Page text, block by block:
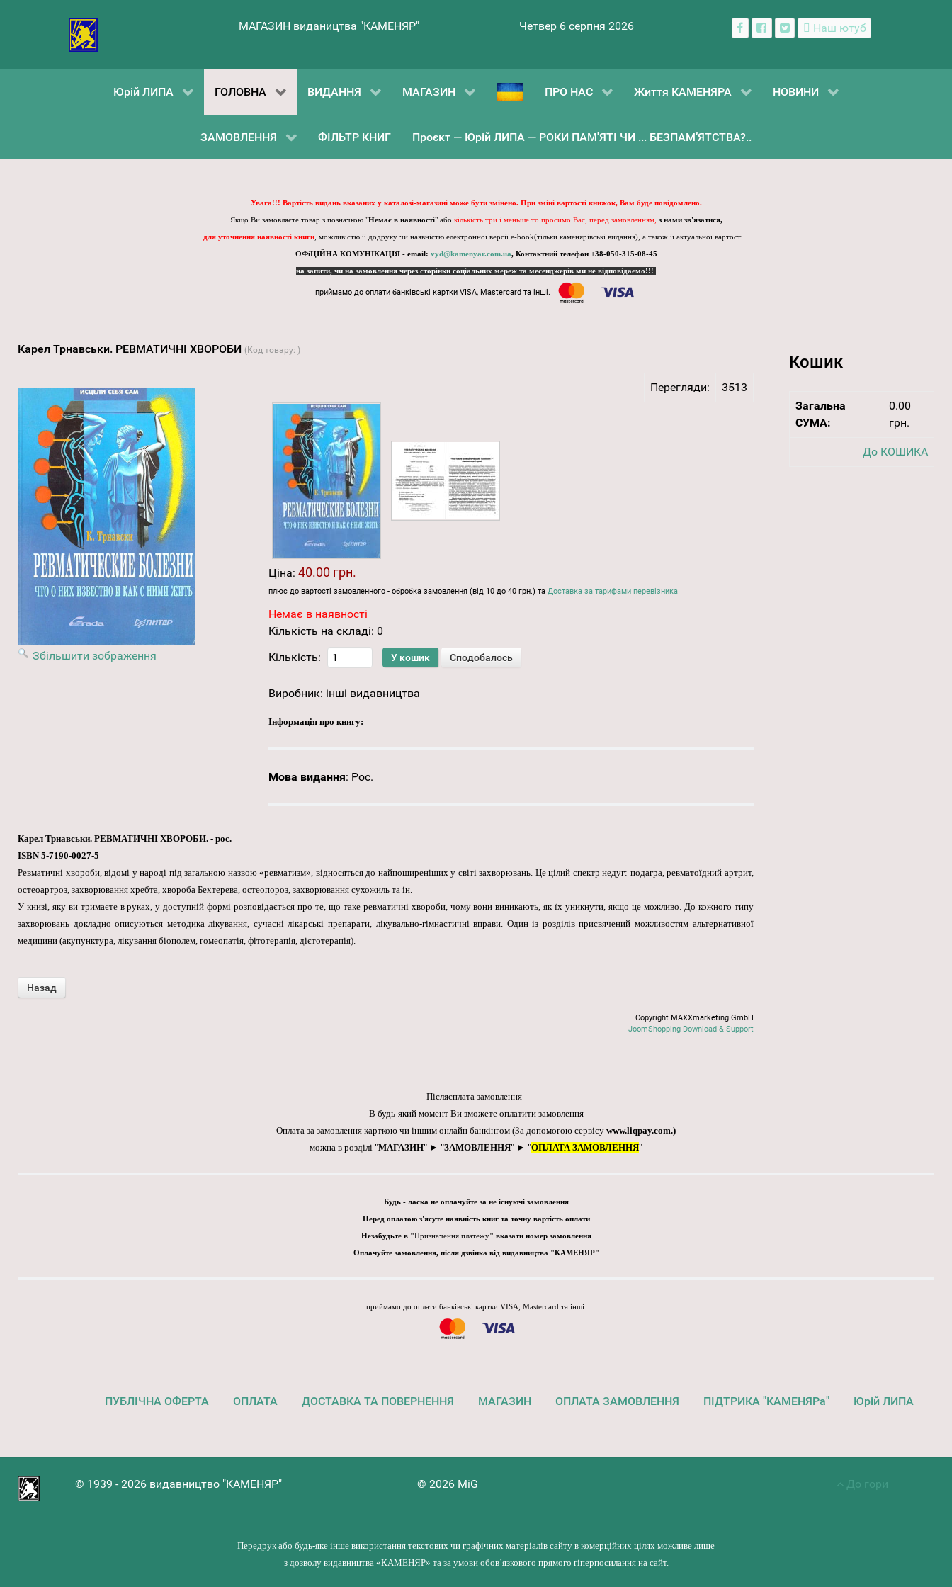
МАГАЗИН видаництва "КАМЕНЯР" Четвер 6 серпня 2026 Наш ютуб
Юрій ЛИПА ГОЛОВНА ВИДАННЯ МАГАЗИН ПРО НАС Життя КАМЕНЯРА НОВИНИ
ЗАМОВЛЕННЯ ФІЛЬТР КНИГ Проєкт — Юрій ЛИПА — РОКИ ПАМ'ЯТІ ЧИ ... БЕЗПАМ’ЯТСТВА?..
Увага!!! Вартість видань вказаних у каталозі-магазині може бути змінено. При зміні вартості книжок, Вам буде повідомлено.
Якщо Ви замовляєте товар з позначкою "Немає в наявності" або кількість три і меньше то просимо Вас, перед замовленням, з нами зв'язатися,
для уточнення наявності книги, можливістю її додруку чи наявністю електронної версії e-book(тільки каменярівські видання), а також її актуальної вартості.
ОФіЦІЙНА КОМУНІКАЦІЯ - email: vyd@kamenyar.com.ua, Контактний телефон +38-050-315-08-45
на запити, чи на замовлення через сторінки соціальних мереж та месенджерів ми не відповідаємо!!!
приймамо до оплати банківські картки VISA, Mastercard та інші.
Карел Трнавськи. РЕВМАТИЧНІ ХВОРОБИ (Код товару: )
Перегляди: 3513
Збільшити зображення
Ціна: 40.00 грн.
плюс до вартості замовленного - обробка замовлення (від 10 до 40 грн.) та Доставка за тарифами перевізника
Немає в наявності
Кількість на складі: 0
Кількість:
Виробник: інші видавництва
Інформація про книгу:
Мова видання: Рос.
Карел Трнавськи. РЕВМАТИЧНІ ХВОРОБИ. - рос.
ISBN 5-7190-0027-5
Ревматичні хвороби, відомі у народі під загальною назвою «ревматизм», відносяться до найпоширеніших у світі захворювань. Це цілий спектр недуг: подагра, ревматоїдний артрит,
остеоартроз, захворювання хребта, хвороба Бехтерева, остеопороз, захворювання сухожиль та ін.
У книзі, яку ви тримаєте в руках, у доступній формі розповідається про те, що таке ревматичні хвороби, чому вони виникають, як їх уникнути, якщо це можливо. До кожного типу
захворювань докладно описуються методика лікування, сучасні лікарські препарати, лікувально-гімнастичні вправи. Один із розділів присвячений можливостям альтернативної
медицини (акупунктура, лікування біополем, гомеопатія, фітотерапія, дієтотерапія).
Copyright MAXXmarketing GmbH
JoomShopping Download & Support
Кошик
Загальна
СУМА:
0.00
грн.
До КОШИКА
Післясплата замовлення
В будь-який момент Ви зможете оплатити замовлення
Оплата за замовлення карткою чи іншим онлайн банкінгом (За допомогою сервісу www.liqpay.com.)
можна в розділі "МАГАЗИН" ► "ЗАМОВЛЕННЯ" ► "ОПЛАТА ЗАМОВЛЕННЯ"
Будь - ласка не оплачуйте за не існуючі замовлення
Перед оплатою з'ясуте наявність книг та точну вартість оплати
Незабудьте в "Призначення платежу" вказати номер замовлення
Оплачуйте замовлення, після дзвінка від видавництва "КАМЕНЯР"
приймамо до оплати банківські картки VISA, Mastercard та інші.
ПУБЛІЧНА ОФЕРТА ОПЛАТА ДОСТАВКА ТА ПОВЕРНЕННЯ МАГАЗИН ОПЛАТА ЗАМОВЛЕННЯ ПІДТРИКА "КАМЕНЯРа" Юрій ЛИПА
© 1939 - 2026 видавництво "КАМЕНЯР" © 2026 MiG До гори
Передрук або будь-яке інше використання текстових чи графічних матеріалів сайту в комерційних цілях можливе лише
з дозволу видавництва «КАМЕНЯР» та за умови обов’язкового прямого гіперпосилання на сайт.